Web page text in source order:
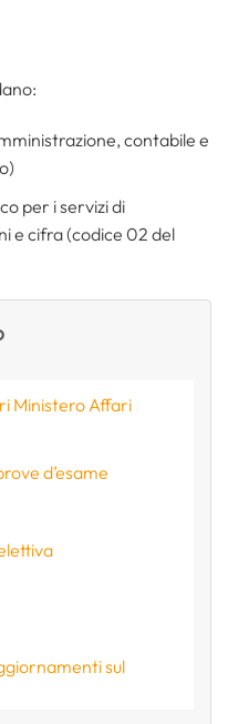
contabile e
per i servizi di
e cifra (codice 02 del
Ministero Affari
d’esame
sul